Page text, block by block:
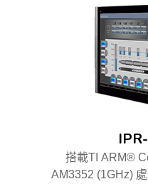
搭載TI ARM®
AM3352 (1GHz)